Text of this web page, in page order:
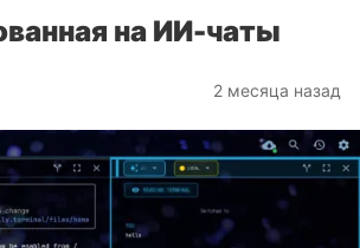
на ИИ-чаты
2 месяца назад